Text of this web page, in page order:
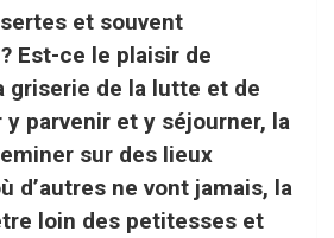
et souvent
Est-ce le plaisir de
griserie de la lutte et de
y parvenir et y séjourner, la
sur des lieux
d’autres ne vont jamais, la
loin des petitesses et